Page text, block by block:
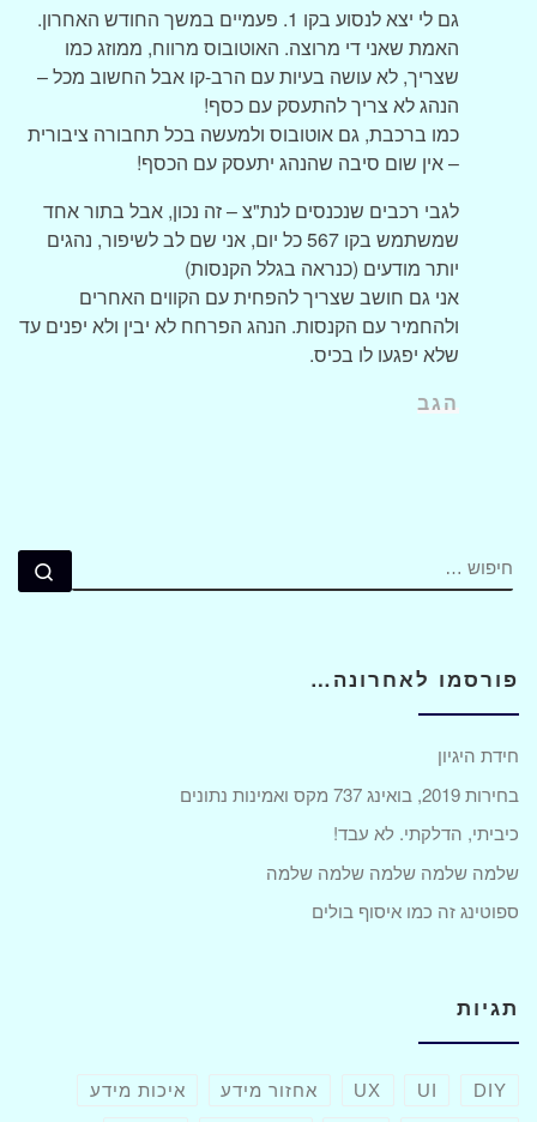
גם לי יצא לנסוע בקו 1. פעמיים במשך החודש האחרון.
האמת שאני די מרוצה. האוטובוס מרווח, ממוזג כמו
שצריך, לא עושה בעיות עם הרב-קו אבל החשוב מכל –
הנהג לא צריך להתעסק עם כסף!
כמו ברכבת, גם אוטובוס ולמעשה בכל תחבורה ציבורית
– אין שום סיבה שהנהג יתעסק עם הכסף!
לגבי רכבים שנכנסים לנת"צ – זה נכון, אבל בתור אחד
שמשתמש בקו 567 כל יום, אני שם לב לשיפור, נהגים
יותר מודעים (כנראה בגלל הקנסות)
אני גם חושב שצריך להפחית עם הקווים האחרים
ולהחמיר עם הקנסות. הנהג הפרחח לא יבין ולא יפנים עד
שלא יפגעו לו בכיס.
הגב
חיפוש
פורסמו לאחרונה…
חידת היגיון
בחירות 2019, בואינג 737 מקס ואמינות נתונים
כיביתי, הדלקתי. לא עבד!
שלמה שלמה שלמה שלמה שלמה
ספוטינג זה כמו איסוף בולים
תגיות
DIY
UI
UX אחזור מידע איכות מידע